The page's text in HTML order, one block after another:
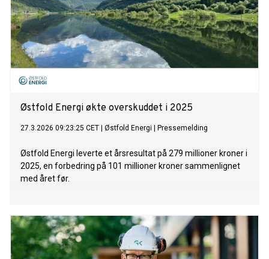
Østfold Energi økte overskuddet i 2025
27.3.2026 09:23:25 CET Østfold Energi Pressemelding
Østfold Energi leverte et årsresultat på 279 millioner kroner i
2025, en forbedring på 101 millioner kroner sammenlignet
med året før.